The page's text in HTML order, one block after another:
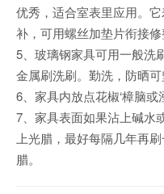
优秀，适合室表里应用。
补，可用螺丝加垫片衔接修
5、玻璃钢家具可用一般洗
金属刷洗刷。勤洗，防晒可
6、家具内放点花椒‘樟脑或
7、家具表面如果沾上碱水
上光腊，最好每隔几年再
腊。